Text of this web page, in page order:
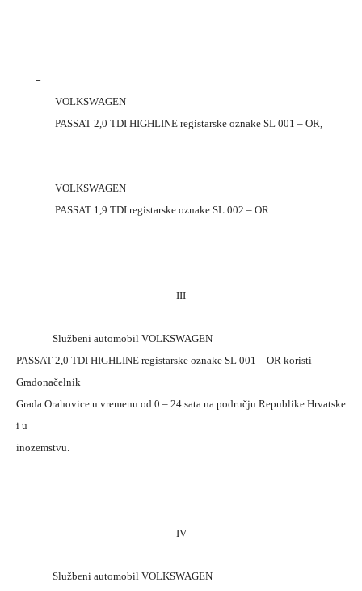
–
VOLKSWAGEN
PASSAT 2,0 TDI HIGHLINE registarske oznake SL 001 – OR,
–
VOLKSWAGEN
PASSAT 1,9 TDI registarske oznake SL 002 – OR.
III
Službeni automobil VOLKSWAGEN
PASSAT 2,0 TDI HIGHLINE registarske oznake SL 001 – OR koristi
Gradonačelnik
Grada Orahovice u vremenu od 0 – 24 sata na području Republike Hrvatske
i u
inozemstvu.
IV
Službeni automobil VOLKSWAGEN